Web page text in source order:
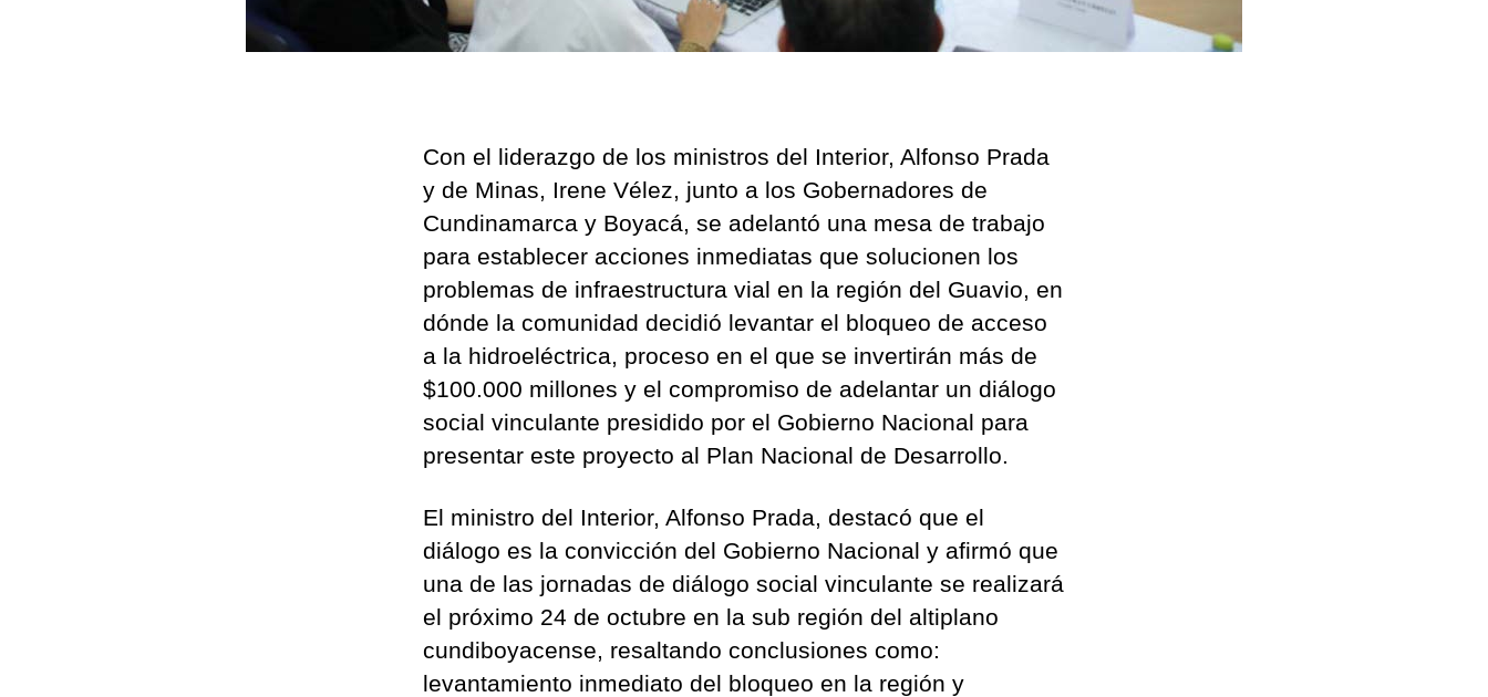
Con el liderazgo de los ministros del Interior, Alfonso Prada
y de Minas, Irene Vélez, junto a los Gobernadores de
Cundinamarca y Boyacá, se adelantó una mesa de trabajo
para establecer acciones inmediatas que solucionen los
problemas de infraestructura vial en la región del Guavio, en
dónde la comunidad decidió levantar el bloqueo de acceso
a la hidroeléctrica, proceso en el que se invertirán más de
$100.000 millones y el compromiso de adelantar un diálogo
social vinculante presidido por el Gobierno Nacional para
presentar este proyecto al Plan Nacional de Desarrollo.
El ministro del Interior, Alfonso Prada, destacó que el
diálogo es la convicción del Gobierno Nacional y afirmó que
una de las jornadas de diálogo social vinculante se realizará
el próximo 24 de octubre en la sub región del altiplano
cundiboyacense, resaltando conclusiones como:
levantamiento inmediato del bloqueo en la región y